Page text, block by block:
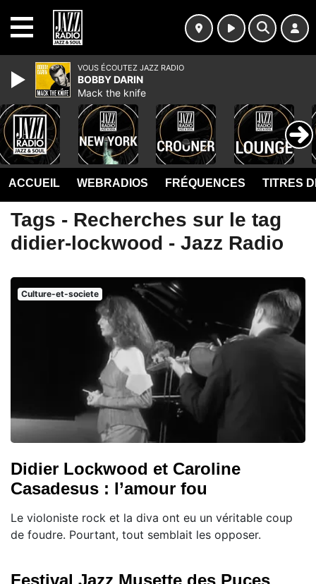
ACCUEIL WEBRADIOS FRÉQUENCES TITRES
Tags - Recherches sur le tag
didier-lockwood - Jazz Radio
Culture-et-societe
Didier Lockwood et Caroline
Casadesus : l’amour fou
Le violoniste rock et la diva ont eu un véritable coup
de foudre. Pourtant, tout semblait les opposer.
VOUS ÉCOUTEZ JAZZ RADIO
BOBBY DARIN
Mack the knife